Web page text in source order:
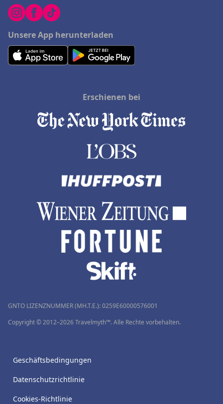
Unsere App herunterladen
Erschienen bei
GNTO LIZENZNUMMER (MH.T.E.): 0259Ε60000576001
Copyright © 2012–2026 Travelmyth™. Alle Rechte vorbehalten.
Geschäftsbedingungen
Datenschutzrichtlinie
Cookies-Richtlinie